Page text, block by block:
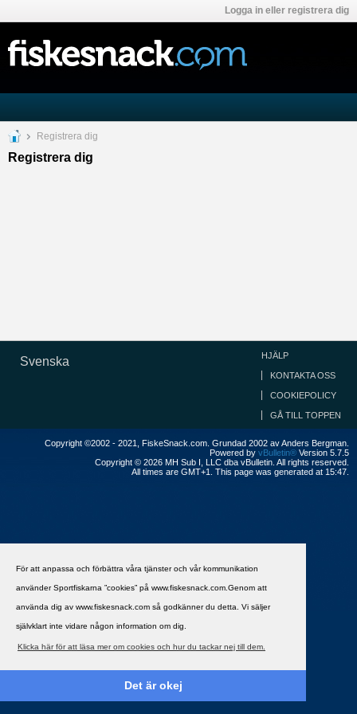
För att anpassa och förbättra våra tjänster och vår kommunikation
använder Sportfiskarna ”cookies” på www.fiskesnack.com.Genom att
använda dig av www.fiskesnack.com så godkänner du detta. Vi säljer
självklart inte vidare någon information om dig.
Klicka här för att läsa mer om cookies och hur du tackar nej till dem.
Det är okej
Logga in eller registrera dig
Registrera dig
Registrera dig
Svenska HJÄLP
KONTAKTA OSS
COOKIEPOLICY
GÅ TILL TOPPEN
Copyright ©2002 - 2021, FiskeSnack.com. Grundad 2002 av Anders Bergman.
Powered by vBulletin® Version 5.7.5
Copyright © 2026 MH Sub I, LLC dba vBulletin. All rights reserved.
All times are GMT+1. This page was generated at 15:47.